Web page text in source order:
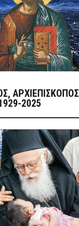
ΑΡΧΙΕΠΊΣΚΟΠΟΣ
2025